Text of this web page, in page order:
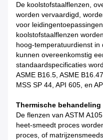
De koolstofstaalflenzen,
worden vervaardigd,
voor
koolstofstaalflenzen
hoog-temperatuurdienst in
kunnen overeenkomstig
standaardspecificaties
ASME B16.5, ASME
MSS SP 44, API 605, en
Thermische behandeling
De flenzen van ASTM
heet-smeedt proces
proces, of